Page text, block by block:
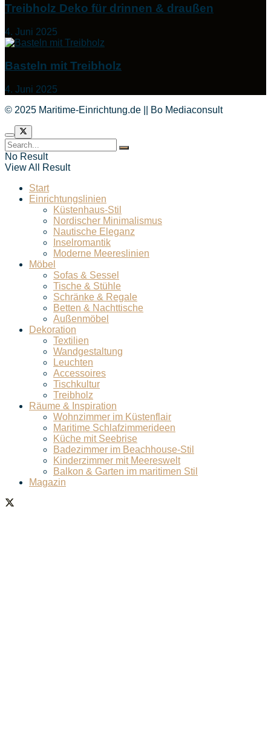
Treibholz Deko für drinnen & draußen
4. Juni 2025
Basteln mit Treibholz
4. Juni 2025
© 2025 Maritime-Einrichtung.de || Bo Mediaconsult
No Result
View All Result
Start
Einrichtungslinien
Küstenhaus-Stil
Nordischer Minimalismus
Nautische Eleganz
Inselromantik
Moderne Meereslinien
Möbel
Sofas & Sessel
Tische & Stühle
Schränke & Regale
Betten & Nachttische
Außenmöbel
Dekoration
Textilien
Wandgestaltung
Leuchten
Accessoires
Tischkultur
Treibholz
Räume & Inspiration
Wohnzimmer im Küstenflair
Maritime Schlafzimmerideen
Küche mit Seebrise
Badezimmer im Beachhouse-Stil
Kinderzimmer mit Meereswelt
Balkon & Garten im maritimen Stil
Magazin